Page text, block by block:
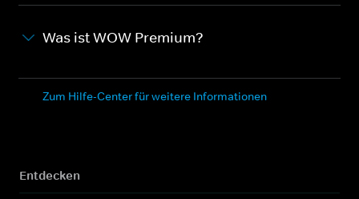
Was ist WOW Premium?
Zum Hilfe-Center für weitere Informationen
Entdecken